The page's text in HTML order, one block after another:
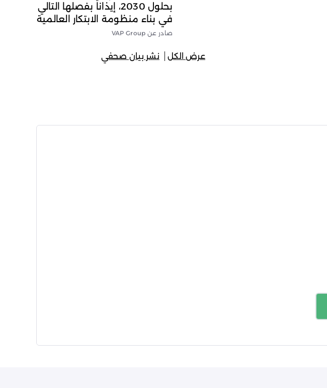
بحلول 2030، إيذاناً بفصلها التالي
في بناء منظومة الابتكار العالمية
صادر عن VAP Group
عرض الكل نشر بيان صحفي